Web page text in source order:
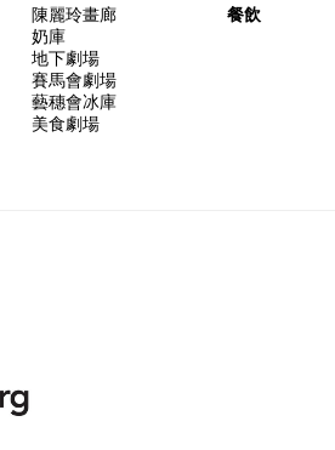
陳麗玲畫廊
奶庫
地下劇場
賽馬會劇場
藝穗會冰庫
美食劇場
餐飲